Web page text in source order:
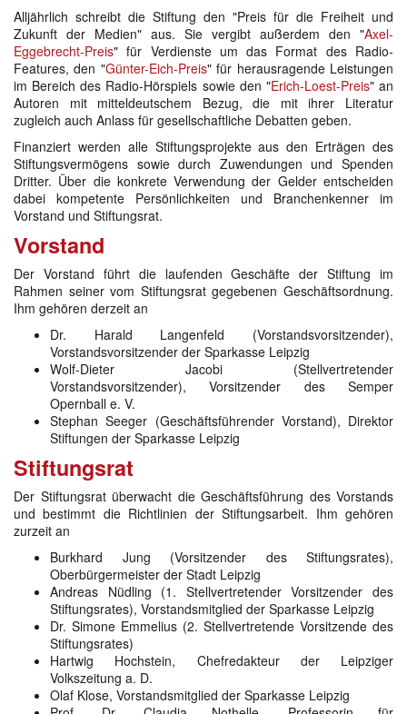
Alljährlich schreibt die Stiftung den "Preis für die Freiheit und
Zukunft der Medien" aus. Sie vergibt außerdem den "Axel-
Eggebrecht-Preis" für Verdienste um das Format des Radio-
Features, den "Günter-Eich-Preis" für herausragende Leistungen
im Bereich des Radio-Hörspiels sowie den "Erich-Loest-Preis" an
Autoren mit mitteldeutschem Bezug, die mit ihrer Literatur
zugleich auch Anlass für gesellschaftliche Debatten geben.
Finanziert werden alle Stiftungsprojekte aus den Erträgen des
Stiftungsvermögens sowie durch Zuwendungen und Spenden
Dritter. Über die konkrete Verwendung der Gelder entscheiden
dabei kompetente Persönlichkeiten und Branchenkenner im
Vorstand und Stiftungsrat.
Vorstand
Der Vorstand führt die laufenden Geschäfte der Stiftung im
Rahmen seiner vom Stiftungsrat gegebenen Geschäftsordnung.
Ihm gehören derzeit an
Dr. Harald Langenfeld (Vorstandsvorsitzender),
Vorstandsvorsitzender der Sparkasse Leipzig
Wolf-Dieter Jacobi (Stellvertretender
Vorstandsvorsitzender), Vorsitzender des Semper
Opernball e. V.
Stephan Seeger (Geschäftsführender Vorstand), Direktor
Stiftungen der Sparkasse Leipzig
Stiftungsrat
Der Stiftungsrat überwacht die Geschäftsführung des Vorstands
und bestimmt die Richtlinien der Stiftungsarbeit. Ihm gehören
zurzeit an
Burkhard Jung (Vorsitzender des Stiftungsrates),
Oberbürgermeister der Stadt Leipzig
Andreas Nüdling (1. Stellvertretender Vorsitzender des
Stiftungsrates), Vorstandsmitglied der Sparkasse Leipzig
Dr. Simone Emmelius (2. Stellvertretende Vorsitzende des
Stiftungsrates)
Hartwig Hochstein, Chefredakteur der Leipziger
Volkszeitung a. D.
Olaf Klose, Vorstandsmitglied der Sparkasse Leipzig